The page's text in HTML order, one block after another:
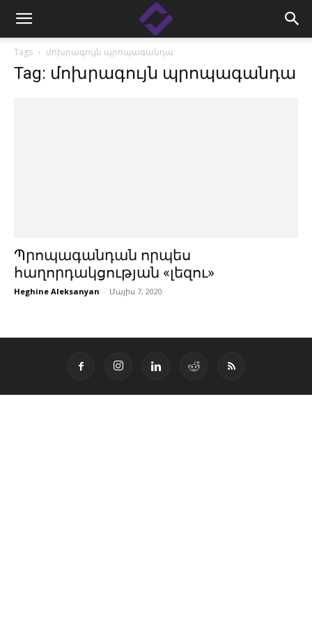
Tags մոխրագույն պրոպագանդա
Tag: մոխրագույն պրոպագանդա
Պրոպագանդան որպես
հաղորդակցության «լեզու»
Heghine Aleksanyan - Մայիս 7, 2020